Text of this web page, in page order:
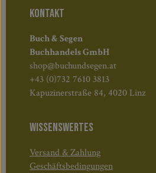
KONTAKT
Buch & Segen
Buchhandels GmbH
shop@buchundsegen.at
+43 (0)732 7610 3813
Kapuzinerstraße 84, 4020 Linz
WISSENSWERTES
Versand & Zahlung
Geschäftsbedingungen